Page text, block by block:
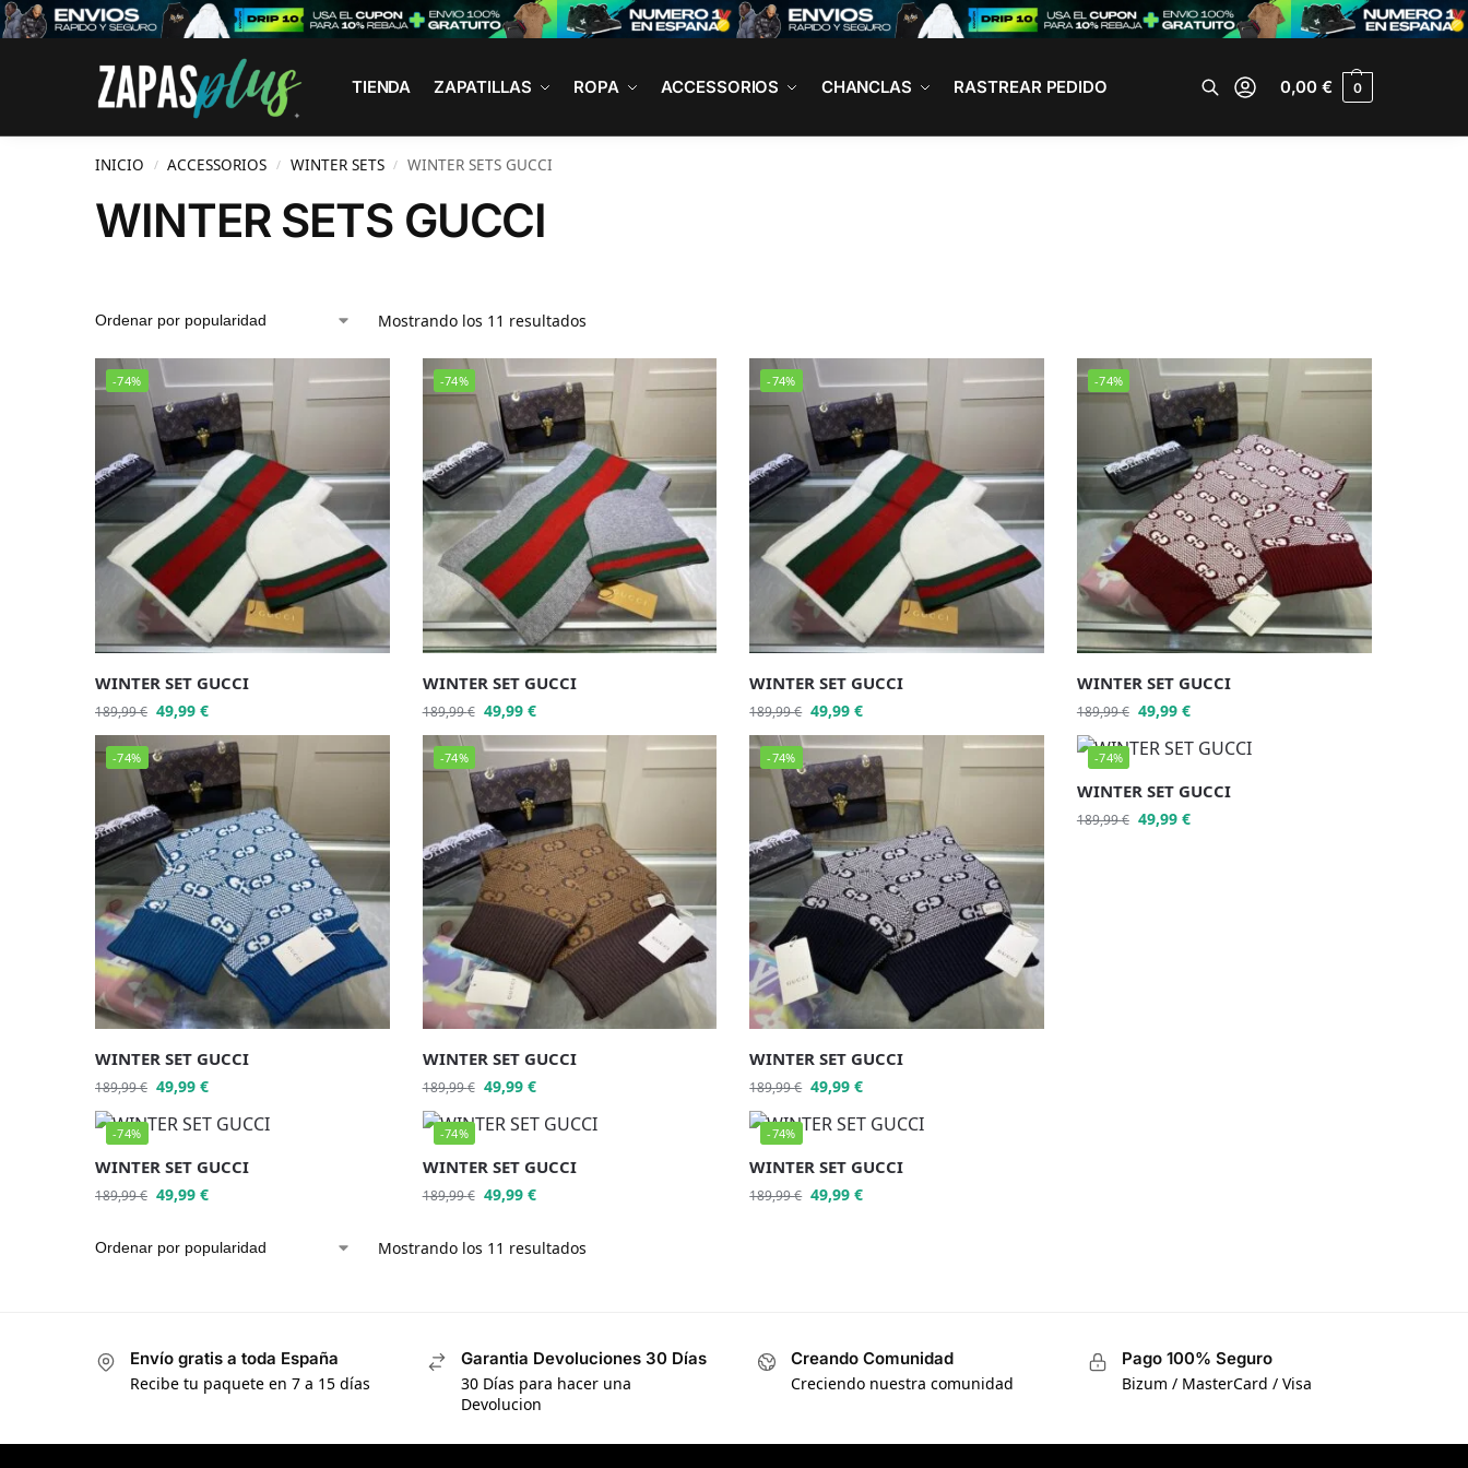
TIENDA ZAPATILLAS ROPA ACCESSORIOS CHANCLAS RASTREAR PEDIDO
Search
0,00€ 0
INICIO / ACCESSORIOS / WINTER SETS / WINTER SETS GUCCI
WINTER SETS GUCCI
Mostrando los 11 resultados
-74%
WINTER SET GUCCI
189,99€ 49,99 €
-74%
WINTER SET GUCCI
189,99€ 49,99 €
-74%
WINTER SET GUCCI
189,99€ 49,99€
-74%
WINTER SET GUCCI
189,99€ 49,99 €
-74%
WINTER SET GUCCI
189,99€ 49,99 €
-74%
WINTER SET GUCCI
189,99€ 49,99 €
-74%
WINTER SET GUCCI
189,99€ 49,99€
-74%
WINTER SET GUCCI
189,99€ 49,99 €
-74%
WINTER SET GUCCI
189,99€ 49,99 €
-74%
WINTER SET GUCCI
189,99€ 49,99 €
-74%
WINTER SET GUCCI
189,99€ 49,99€
Mostrando los 11 resultados
Envío gratis a toda España
Recibe tu paquete en 7 a 15 días
Garantia Devoluciones 30 Días
30 Días para hacer una
Devolucion
Creando Comunidad
Creciendo nuestra comunidad
Pago 100% Seguro
Bizum / MasterCard / Visa